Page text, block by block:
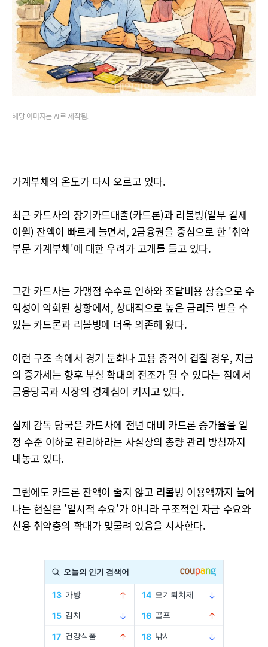
해당 이미지는 AI로 제작됨.
가계부채의 온도가 다시 오르고 있다.
최근 카드사의 장기카드대출(카드론)과 리볼빙(일부 결제
이월) 잔액이 빠르게 늘면서, 2금융권을 중심으로 한 '취약
부문 가계부채'에 대한 우려가 고개를 들고 있다.
그간 카드사는 가맹점 수수료 인하와 조달비용 상승으로 수
익성이 악화된 상황에서, 상대적으로 높은 금리를 받을 수
있는 카드론과 리볼빙에 더욱 의존해 왔다.
이런 구조 속에서 경기 둔화나 고용 충격이 겹칠 경우, 지금
의 증가세는 향후 부실 확대의 전조가 될 수 있다는 점에서
금융당국과 시장의 경계심이 커지고 있다.
실제 감독 당국은 카드사에 전년 대비 카드론 증가율을 일
정 수준 이하로 관리하라는 사실상의 총량 관리 방침까지
내놓고 있다.
그럼에도 카드론 잔액이 줄지 않고 리볼빙 이용액까지 늘어
나는 현실은 '일시적 수요'가 아니라 구조적인 자금 수요와
신용 취약층의 확대가 맞물려 있음을 시사한다.